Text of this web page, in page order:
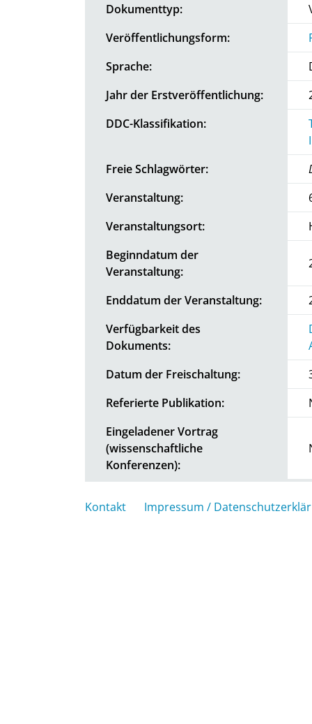
Dokumenttyp:
Veröffentlichungsform:
Sprache:
Jahr der Erstveröffentlichung:
DDC-Klassifikation:
Freie Schlagwörter:
Veranstaltung:
Veranstaltungsort:
Beginndatum der
Veranstaltung:
Enddatum der Veranstaltung:
Verfügbarkeit des
Dokuments:
Datum der Freischaltung:
Referierte Publikation:
Eingeladener Vortrag
(wissenschaftliche
Konferenzen):
Kontakt Impressum /